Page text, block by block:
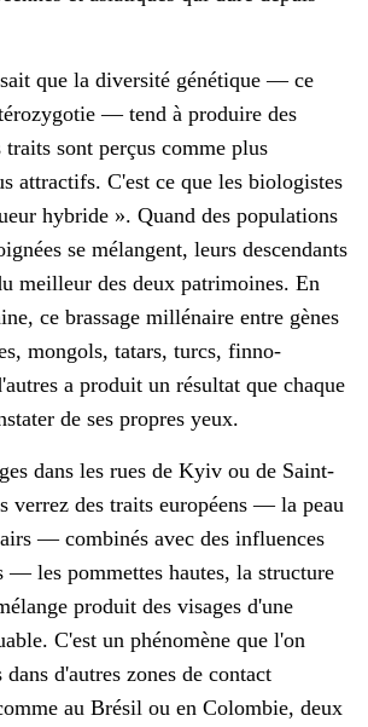
que la diversité génétique — ce
— tend à produire des
sont perçus comme plus
attractifs. C'est ce que les biologistes
hybride ». Quand des populations
se mélangent, leurs descendants
meilleur des deux patrimoines. En
ce brassage millénaire entre gènes
mongols, tatars, turcs, finno-
a produit un résultat que chaque
de ses propres yeux.
dans les rues de Kyiv ou de Saint-
verrez des traits européens — la peau
— combinés avec des influences
— les pommettes hautes, la structure
produit des visages d'une
C'est un phénomène que l'on
d'autres zones de contact
au Brésil ou en Colombie, deux